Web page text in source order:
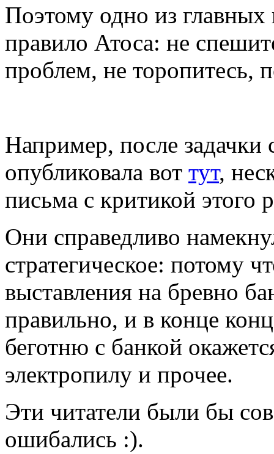
Поэтому одно из
правило Атоса: не
проблем, не торопитесь,
Например, после
опубликовала вот тут,
письма с критикой этого
Они справедливо
стратегическое: потому
выставления на бревно
правильно, и в конце
беготню с банкой
электропилу и прочее.
Эти читатели были бы
ошибались :).